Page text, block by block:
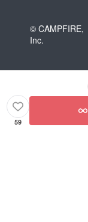
© CAMPFIRE,
Inc.
59